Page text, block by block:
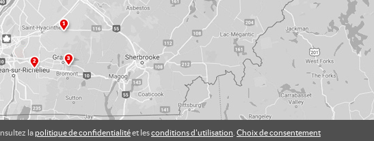
la politique de confidentialitéet lesconditions d'utilisation Choix de consentement